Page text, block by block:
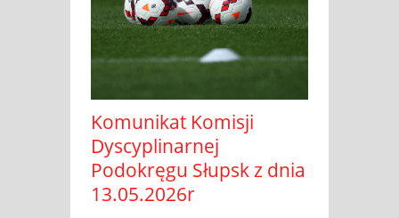
Komunikat Komisji
Dyscyplinarnej
Podokręgu Słupsk z dnia
13.05.2026r